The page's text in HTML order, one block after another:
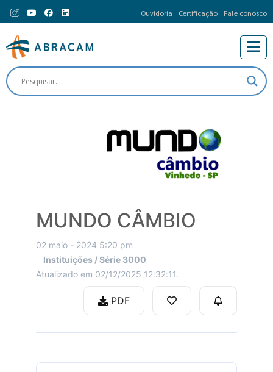
Ouvidoria Certificação Fale conosco
MUNDO CÂMBIO
02 maio - 2024 5:20 pm
Instituições / Série 3000
Atualizado em 02/12/2025 12:32:11.
PDF